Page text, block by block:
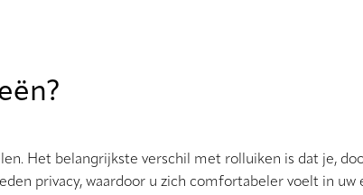
Het belangrijkste verschil met rolluiken is dat je,
privacy, waardoor u zich comfortabeler voelt in uw